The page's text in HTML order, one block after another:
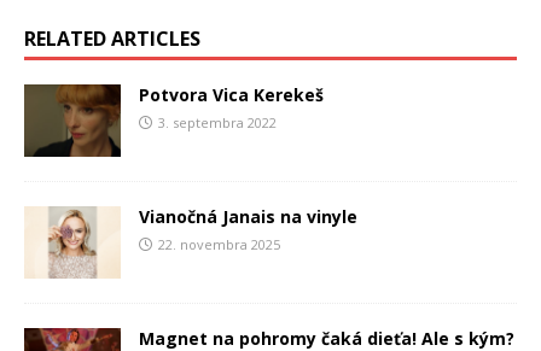
RELATED ARTICLES
Potvora Vica Kerekeš
3. septembra 2022
Vianočná Janais na vinyle
22. novembra 2025
Magnet na pohromy čaká dieťa! Ale s kým?